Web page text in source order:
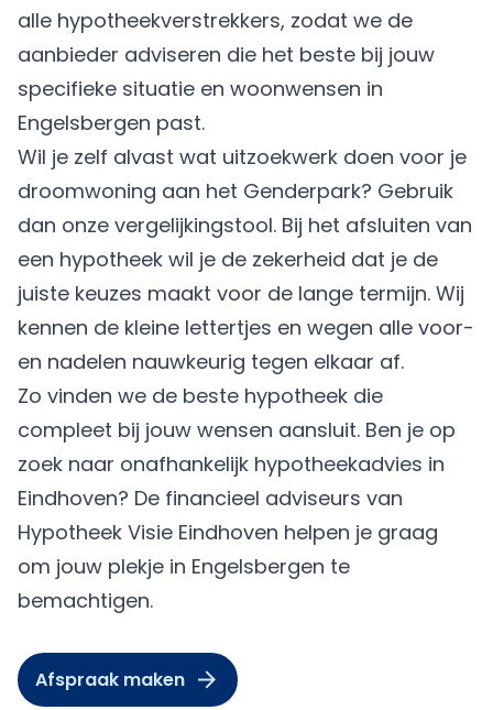
alle hypotheekverstrekkers, zodat we de
aanbieder adviseren die het beste bij jouw
specifieke situatie en woonwensen in
Engelsbergen past.
Wil je zelf alvast wat uitzoekwerk doen voor je
droomwoning aan het Genderpark? Gebruik
dan onze vergelijkingstool. Bij het afsluiten van
een hypotheek wil je de zekerheid dat je de
juiste keuzes maakt voor de lange termijn. Wij
kennen de kleine lettertjes en wegen alle voor-
en nadelen nauwkeurig tegen elkaar af.
Zo vinden we de beste hypotheek die
compleet bij jouw wensen aansluit. Ben je op
zoek naar onafhankelijk hypotheekadvies in
Eindhoven? De financieel adviseurs van
Hypotheek Visie Eindhoven helpen je graag
om jouw plekje in Engelsbergen te
bemachtigen.
Afspraak maken